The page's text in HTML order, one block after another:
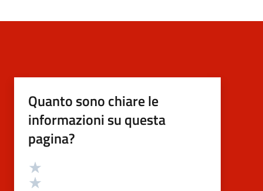
Quanto sono chiare le
informazioni su questa
pagina?
Valutazione